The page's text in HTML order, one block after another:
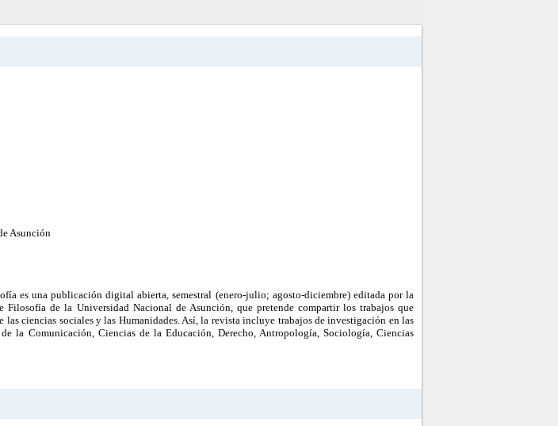
Asunción
es una publicación digital abierta, semestral (enero-julio; agosto-diciembre) editada por la
de la Universidad Nacional de Asunción, que pretende compartir los trabajos que
ciencias sociales y las Humanidades. Así, la revista incluye trabajos de investigación en las
la Comunicación, Ciencias de la Educación, Derecho, Antropología, Sociología, Ciencias